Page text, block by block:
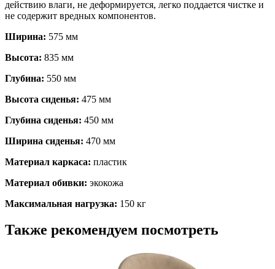
действию влаги, не деформируется, легко поддается чистке и
не содержит вредных компонентов.
Ширина: 575 мм
Высота: 835 мм
Глубина: 550 мм
Высота сиденья: 475 мм
Глубина сиденья: 450 мм
Ширина сиденья: 470 мм
Материал каркаса: пластик
Материал обивки: экокожа
Максимальная нагрузка: 150 кг
Также рекомендуем посмотреть